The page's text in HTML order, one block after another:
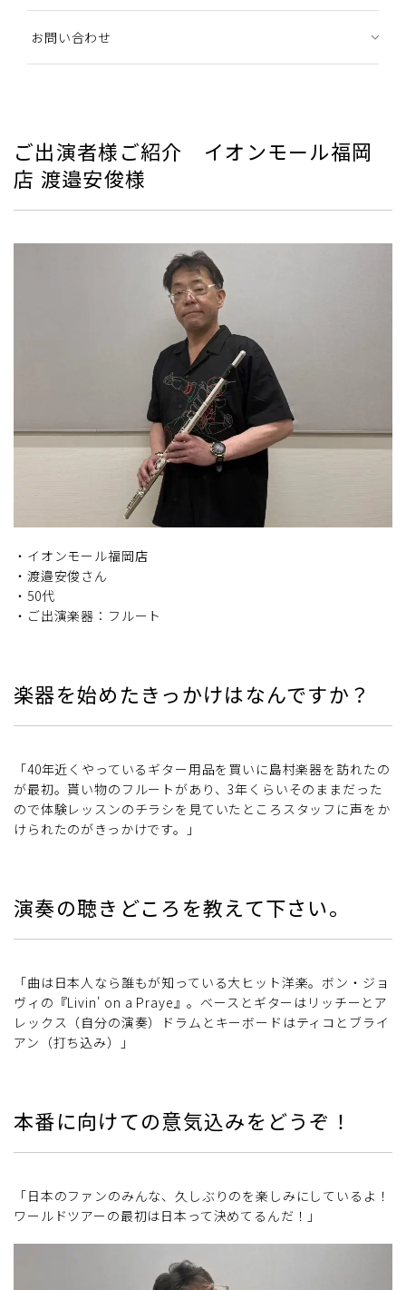
お問い合わせ
ご出演者様ご紹介 イオンモール福岡
店 渡邉安俊様
・イオンモール福岡店
・渡邉安俊さん
・50代
・ご出演楽器：フルート
楽器を始めたきっかけはなんですか？
「40年近くやっているギター用品を買いに島村楽器を訪れたの
が最初。貰い物のフルートがあり、3年くらいそのままだった
ので体験レッスンのチラシを見ていたところスタッフに声をか
けられたのがきっかけです。」
演奏の聴きどころを教えて下さい。
「曲は日本人なら誰もが知っている大ヒット洋楽。ボン・ジョ
ヴィの『Livin' on a Praye』。ベースとギターはリッチーとア
レックス（自分の演奏）ドラムとキーボードはティコとブライ
アン（打ち込み）」
本番に向けての意気込みをどうぞ！
「日本のファンのみんな、久しぶりのを楽しみにしているよ！
ワールドツアーの最初は日本って決めてるんだ！」